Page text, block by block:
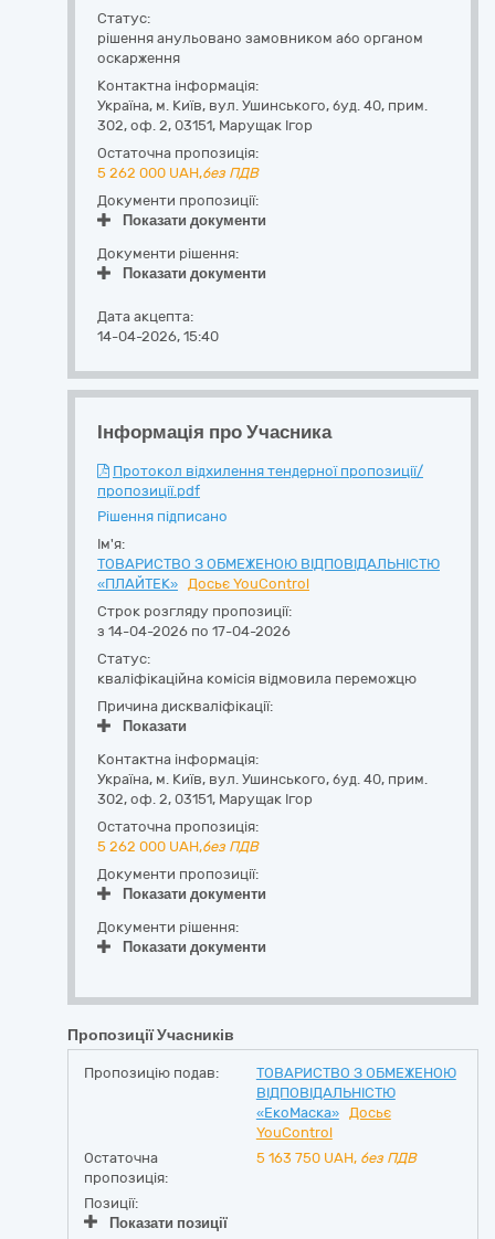
Статус:
рішення анульовано замовником або органом
оскарження
Контактна інформація:
Україна, м. Київ, вул. Ушинського, буд. 40, прим.
302, оф. 2, 03151, Марущак Ігор
Остаточна пропозиція:
5 262 000 UAH,без ПДВ
Документи пропозиції:
Показати документи
Документи рішення:
Показати документи
Дата акцепта:
14-04-2026, 15:40
Інформація про Учасника
Протокол відхилення тендерної пропозиції/
пропозиції.pdf
Рішення підписано
Ім'я:
ТОВАРИСТВО З ОБМЕЖЕНОЮ ВІДПОВІДАЛЬНІСТЮ
«ПЛАЙТЕК» Досьє YouControl
Строк розгляду пропозиції:
з 14-04-2026 по 17-04-2026
Статус:
кваліфікаційна комісія відмовила переможцю
Причина дискваліфікації:
Показати
Контактна інформація:
Україна, м. Київ, вул. Ушинського, буд. 40, прим.
302, оф. 2, 03151, Марущак Ігор
Остаточна пропозиція:
5 262 000 UAH,без ПДВ
Документи пропозиції:
Показати документи
Документи рішення:
Показати документи
Пропозиції Учасників
Пропозицію подав:
ТОВАРИСТВО З ОБМЕЖЕНОЮ
ВІДПОВІДАЛЬНІСТЮ
«ЕкоМаска»
Досьє
YouControl
Остаточна
пропозиція:
5 163 750 UAH, без ПДВ
Позиції:
Показати позиції